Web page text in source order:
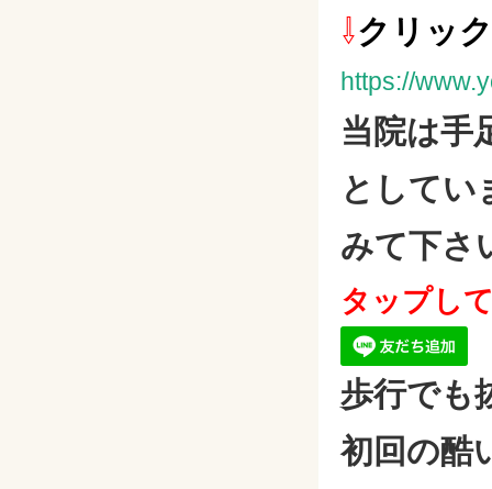
⇩クリッ
https://
当院は手
としてい
みて下さ
タップし
歩行でも
初回の酷